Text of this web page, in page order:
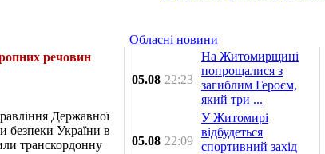
речовин
Державної
безпеки України в
транскордонну
Обласні новини
05.08 22:23
На Житомирщині
попрощалися з
загиблим Героєм,
який три ...
05.08 22:09
У Житомирі
відбудеться
спортивний захід